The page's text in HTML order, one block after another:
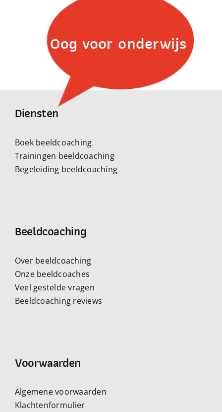
Oog voor onderwijs
Diensten
Boek beeldcoaching
Trainingen beeldcoaching
Begeleiding beeldcoaching
Beeldcoaching
Over beeldcoaching
Onze beeldcoaches
Veel gestelde vragen
Beeldcoaching reviews
Voorwaarden
Algemene voorwaarden
Klachtenformulier